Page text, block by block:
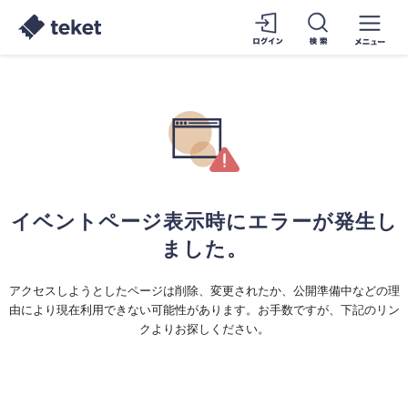
イベントページ表示時にエラーが発生し
ました。
アクセスしようとしたページは削除、変更されたか、公開準備中などの理
由により現在利用できない可能性があります。お手数ですが、下記のリン
クよりお探しください。